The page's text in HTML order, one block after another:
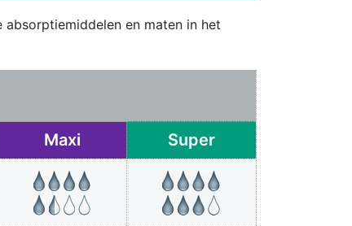
en maten in het
Maxi Super